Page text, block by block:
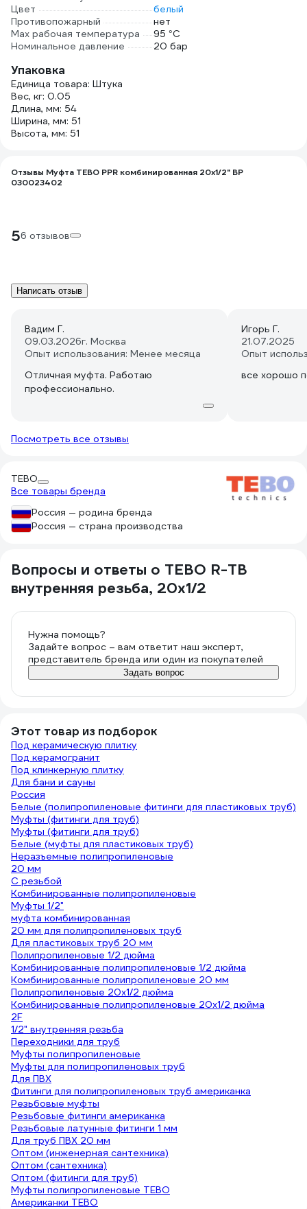
Цвет
белый
Противопожарный
нет
Max рабочая температура
95 °С
Номинальное давление
20 бар
Упаковка
Единица товара: Штука
Вес, кг: 0.05
Длина, мм: 54
Ширина, мм: 51
Высота, мм: 51
Отзывы Муфта TEBO PPR комбинированная 20x1/2" ВР
030023402
56 отзывов
Написать отзыв
Вадим Г.
09.03.2026г. Москва
Опыт использования: Менее месяца
Отличная муфта. Работаю
профессионально.
Игорь Г.
21.07.2025
Опыт
все хорошо
Посмотреть все отзывы
TEBO
Все товары бренда
Россия — родина бренда
Россия — страна производства
Вопросы и ответы о TEBO R-TB
внутренняя резьба, 20x1/2
Нужна помощь?
Задайте вопрос – вам ответит наш эксперт,
представитель бренда или один из покупателей
Задать вопрос
Этот товар из подборок
Под керамическую плитку
Под керамогранит
Под клинкерную плитку
Для бани и сауны
Россия
Белые (полипропиленовые фитинги для пластиковых труб)
Муфты (фитинги для труб)
Муфты (фитинги для труб)
Белые (муфты для пластиковых труб)
Неразъемные полипропиленовые
20 мм
С резьбой
Комбинированные полипропиленовые
Муфты 1/2"
муфта комбинированная
20 мм для полипропиленовых труб
Для пластиковых труб 20 мм
Полипропиленовые 1/2 дюйма
Комбинированные полипропиленовые 1/2 дюйма
Комбинированные полипропиленовые 20 мм
Полипропиленовые 20х1/2 дюйма
Комбинированные полипропиленовые 20х1/2 дюйма
2F
1/2" внутренняя резьба
Переходники для труб
Муфты полипропиленовые
Муфты для полипропиленовых труб
Для ПВХ
Фитинги для полипропиленовых труб американка
Резьбовые муфты
Резьбовые фитинги американка
Резьбовые латунные фитинги 1 мм
Для труб ПВХ 20 мм
Оптом (инженерная сантехника)
Оптом (сантехника)
Оптом (фитинги для труб)
Муфты полипропиленовые TEBO
Американки TEBO